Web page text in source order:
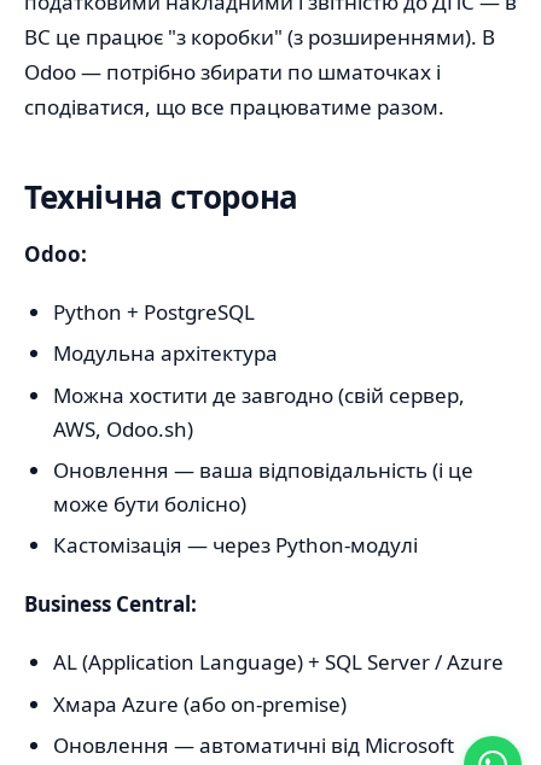
BC це працює "з коробки" (з розширеннями). В
Odoo — потрібно збирати по шматочках і
сподіватися, що все працюватиме разом.
Технічна сторона
Odoo:
Python + PostgreSQL
Модульна архітектура
Можна хостити де завгодно (свій сервер,
AWS, Odoo.sh)
Оновлення — ваша відповідальність (і це
може бути болісно)
Кастомізація — через Python-модулі
Business Central:
AL (Application Language) + SQL Server / Azure
Хмара Azure (або on-premise)
Оновлення — автоматичні від Microsoft